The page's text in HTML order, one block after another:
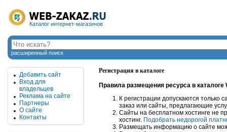
Каталог интернет-магазинов
расширенный поиск
Добавить сайт
Вход для
владельцев
Реклама на сайте
Партнеры
О сайте
Контакты
Регистрация в каталоге
Правила размещения ресурса в каталоге
К регистрации допускаются только
заказ или сайты, предлагающие
Сайты на бесплатном хостинге не
хостинг. Подобрать недорогой
Размещать информацию о сайте